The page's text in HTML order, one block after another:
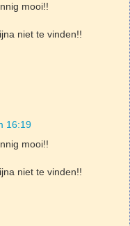
mooi!!
niet te vinden!!
16:19
mooi!!
niet te vinden!!